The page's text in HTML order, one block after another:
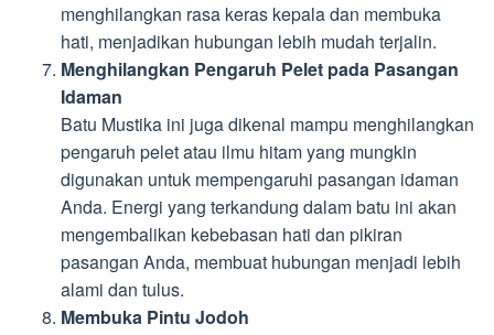
menghilangkan rasa keras kepala dan membuka
hati, menjadikan hubungan lebih mudah terjalin.
Menghilangkan Pengaruh Pelet pada Pasangan
Idaman
Batu Mustika ini juga dikenal mampu menghilangkan
pengaruh pelet atau ilmu hitam yang mungkin
digunakan untuk mempengaruhi pasangan idaman
Anda. Energi yang terkandung dalam batu ini akan
mengembalikan kebebasan hati dan pikiran
pasangan Anda, membuat hubungan menjadi lebih
alami dan tulus.
Membuka Pintu Jodoh